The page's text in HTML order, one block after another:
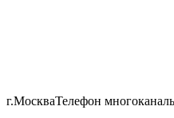
г.МоскваТелефон